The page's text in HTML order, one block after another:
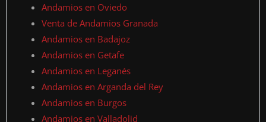
Andamios en Oviedo
Venta de Andamios Granada
Andamios en Badajoz
Andamios en Getafe
Andamios en Leganés
Andamios en Arganda del Rey
Andamios en Burgos
Andamios en Valladolid